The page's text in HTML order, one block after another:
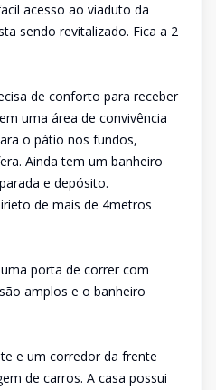
acesso ao viaduto da
sendo revitalizado. Fica a 2
de conforto para receber
uma área de convivência
o pátio nos fundos,
Ainda tem um banheiro
e depósito.
de mais de 4metros
porta de correr com
amplos e o banheiro
e um corredor da frente
de carros. A casa possui